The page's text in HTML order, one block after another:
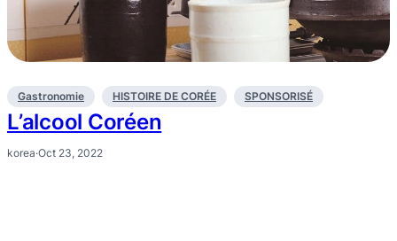
Gastronomie HISTOIRE DE CORÉE SPONSORISÉ
L’alcool Coréen
korea·Oct 23, 2022